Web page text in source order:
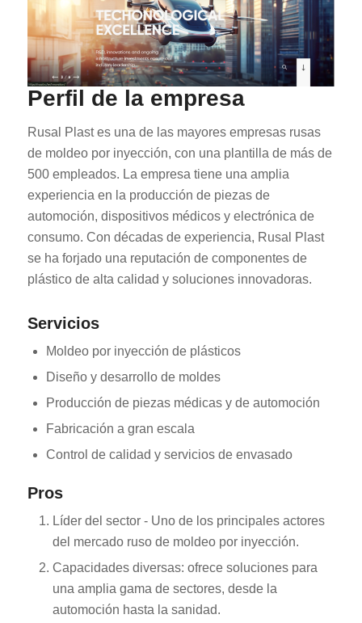
Perfil de la empresa
Rusal Plast es una de las mayores empresas rusas
de moldeo por inyección, con una plantilla de más de
500 empleados. La empresa tiene una amplia
experiencia en la producción de piezas de
automoción, dispositivos médicos y electrónica de
consumo. Con décadas de experiencia, Rusal Plast
se ha forjado una reputación de componentes de
plástico de alta calidad y soluciones innovadoras.
Servicios
Moldeo por inyección de plásticos
Diseño y desarrollo de moldes
Producción de piezas médicas y de automoción
Fabricación a gran escala
Control de calidad y servicios de envasado
Pros
Líder del sector - Uno de los principales actores
del mercado ruso de moldeo por inyección.
Capacidades diversas: ofrece soluciones para
una amplia gama de sectores, desde la
automoción hasta la sanidad.